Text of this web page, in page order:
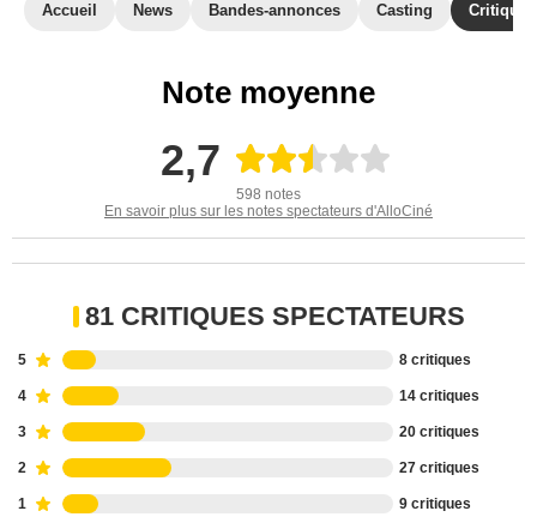
Accueil News Bandes-annonces Casting
Note moyenne
2,7
598 notes
En savoir plus sur les notes spectateurs d'AlloCiné
81 CRITIQUES SPECTATEURS
5 8 critiques
4 14 critiques
3 20 critiques
2 27 critiques
1 9 critiques